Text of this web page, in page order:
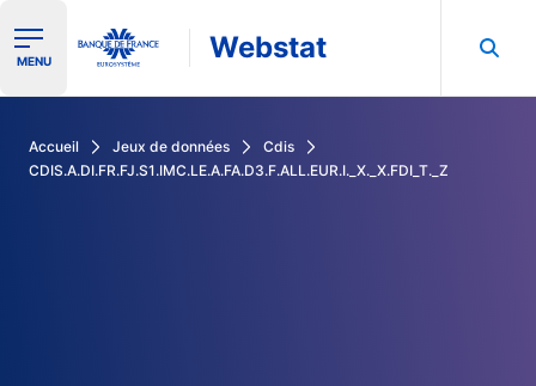
Ouvrir le menu de navigation
MENU Webstat
Accueil Jeux de données
Cdis
CDIS.A.DI.FR.FJ.S1.IMC.LE.A.FA.D3.F.ALL.EUR.I._X._X.FDI_T._Z